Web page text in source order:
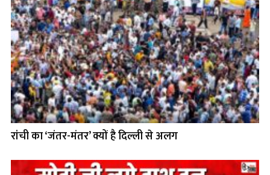
रांची का ‘जंतर-मंतर’ क्यों है दिल्ली से अलग